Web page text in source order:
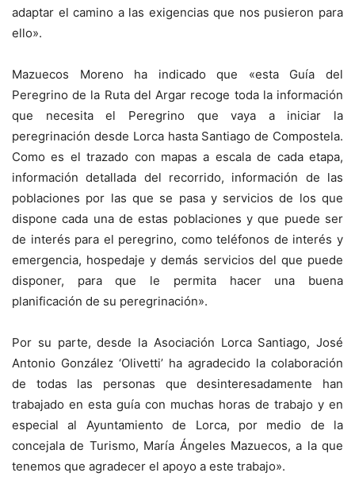
adaptar el camino a las exigencias que nos pusieron para
ello».
Mazuecos Moreno ha indicado que «esta Guía del
Peregrino de la Ruta del Argar recoge toda la información
que necesita el Peregrino que vaya a iniciar la
peregrinación desde Lorca hasta Santiago de Compostela.
Como es el trazado con mapas a escala de cada etapa,
información detallada del recorrido, información de las
poblaciones por las que se pasa y servicios de los que
dispone cada una de estas poblaciones y que puede ser
de interés para el peregrino, como teléfonos de interés y
emergencia, hospedaje y demás servicios del que puede
disponer, para que le permita hacer una buena
planificación de su peregrinación».
Por su parte, desde la Asociación Lorca Santiago, José
Antonio González ‘Olivetti’ ha agradecido la colaboración
de todas las personas que desinteresadamente han
trabajado en esta guía con muchas horas de trabajo y en
especial al Ayuntamiento de Lorca, por medio de la
concejala de Turismo, María Ángeles Mazuecos, a la que
tenemos que agradecer el apoyo a este trabajo».